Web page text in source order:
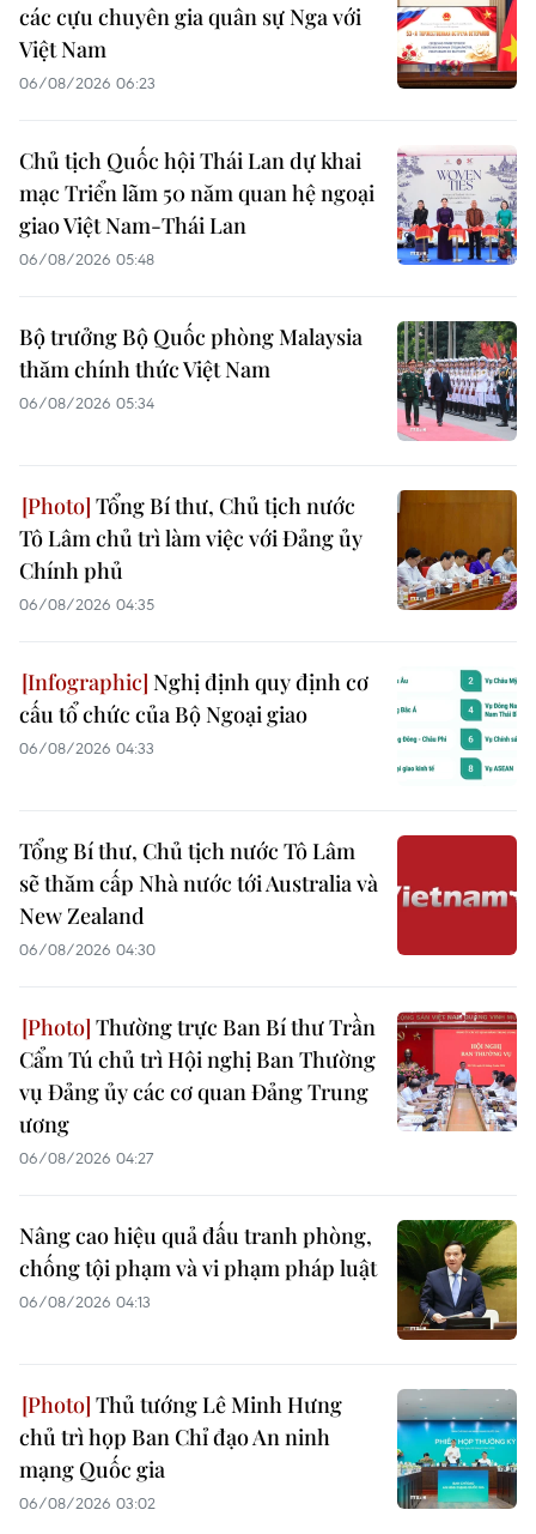
các cựu chuyên gia quân sự Nga với
Việt Nam
06/08/2026 06:23
Chủ tịch Quốc hội Thái Lan dự khai
mạc Triển lãm 50 năm quan hệ ngoại
giao Việt Nam-Thái Lan
06/08/2026 05:48
Bộ trưởng Bộ Quốc phòng Malaysia
thăm chính thức Việt Nam
06/08/2026 05:34
Tổng Bí thư, Chủ tịch nước
Tô Lâm chủ trì làm việc với Đảng ủy
Chính phủ
06/08/2026 04:35
Nghị định quy định cơ
cấu tổ chức của Bộ Ngoại giao
06/08/2026 04:33
Tổng Bí thư, Chủ tịch nước Tô Lâm
sẽ thăm cấp Nhà nước tới Australia và
New Zealand
06/08/2026 04:30
Thường trực Ban Bí thư Trần
Cẩm Tú chủ trì Hội nghị Ban Thường
vụ Đảng ủy các cơ quan Đảng Trung
ương
06/08/2026 04:27
Nâng cao hiệu quả đấu tranh phòng,
chống tội phạm và vi phạm pháp luật
06/08/2026 04:13
Thủ tướng Lê Minh Hưng
chủ trì họp Ban Chỉ đạo An ninh
mạng Quốc gia
06/08/2026 03:02